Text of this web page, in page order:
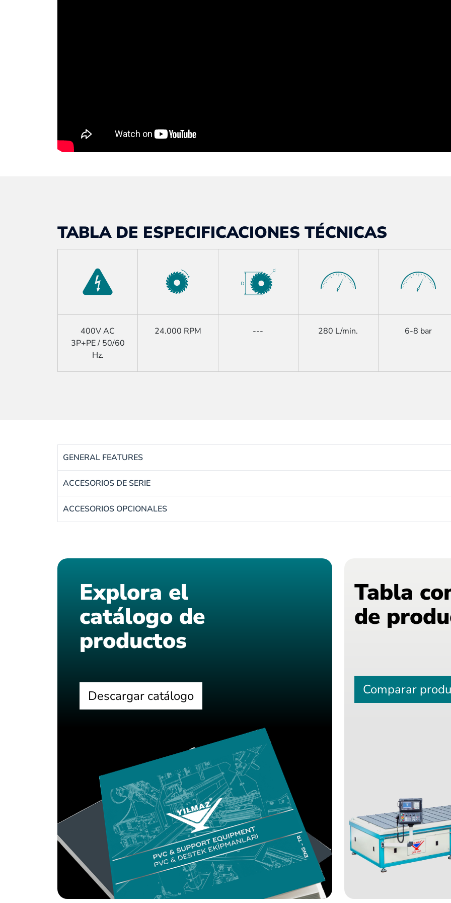
TABLA DE ESPECIFICACIONES TÉCNICAS
400V AC
3P+PE / 50/60
Hz.
24.000 RPM --- 280 L/min. 6-8 bar
GENERAL FEATURES
ACCESORIOS DE SERIE
ACCESORIOS OPCIONALES
Explora el
catálogo de
productos
Descargar catálogo
Tabla
de
Comparar